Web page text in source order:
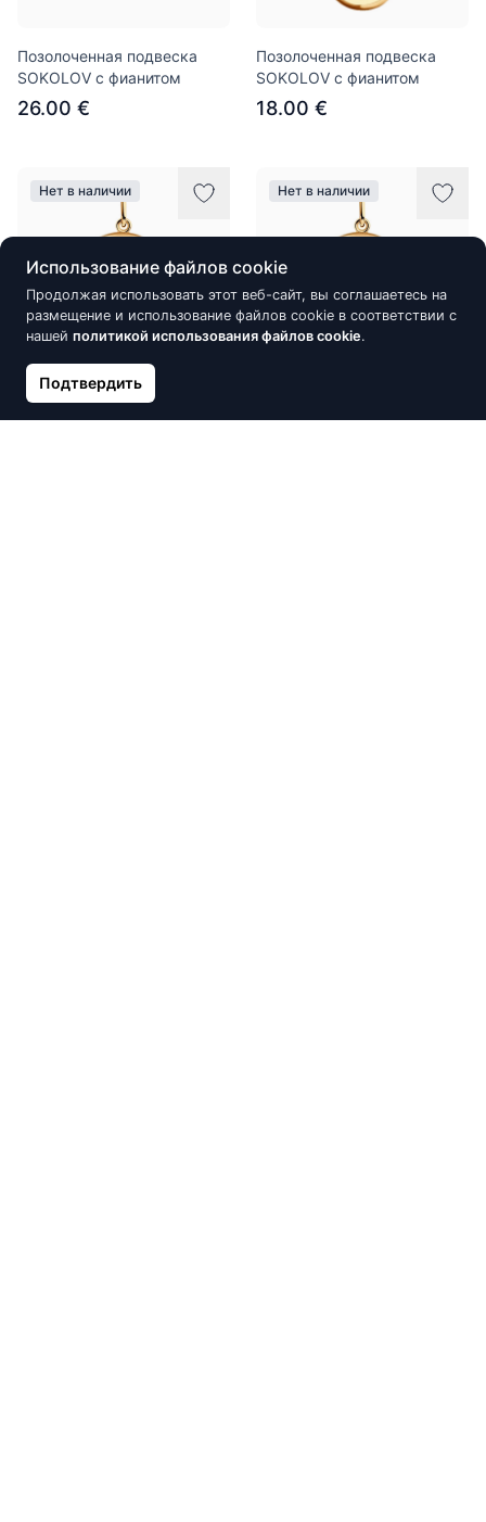
Позолоченная подвеска
SOKOLOV с фианитом
26.00 €
Позолоченная подвеска
SOKOLOV с фианитом
18.00 €
Нет в наличии
Подвеска из золоченого
Нет в наличии
Использование файлов cookie
Продолжая использовать этот веб-сайт, вы соглашаетесь на
размещение и использование файлов cookie в соответствии с
нашей политикой использования файлов cookie.
Подтвердить